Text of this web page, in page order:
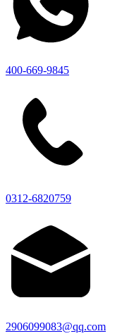
400-669-9845
0312-6820759
2906099083@qq.com